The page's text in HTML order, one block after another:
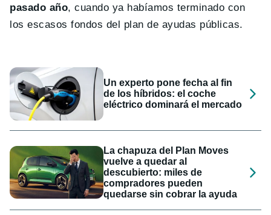
pasado año, cuando ya habíamos terminado con
los escasos fondos del plan de ayudas públicas.
Un experto pone fecha al fin
de los híbridos: el coche
eléctrico dominará el mercado
La chapuza del Plan Moves
vuelve a quedar al
descubierto: miles de
compradores pueden
quedarse sin cobrar la ayuda